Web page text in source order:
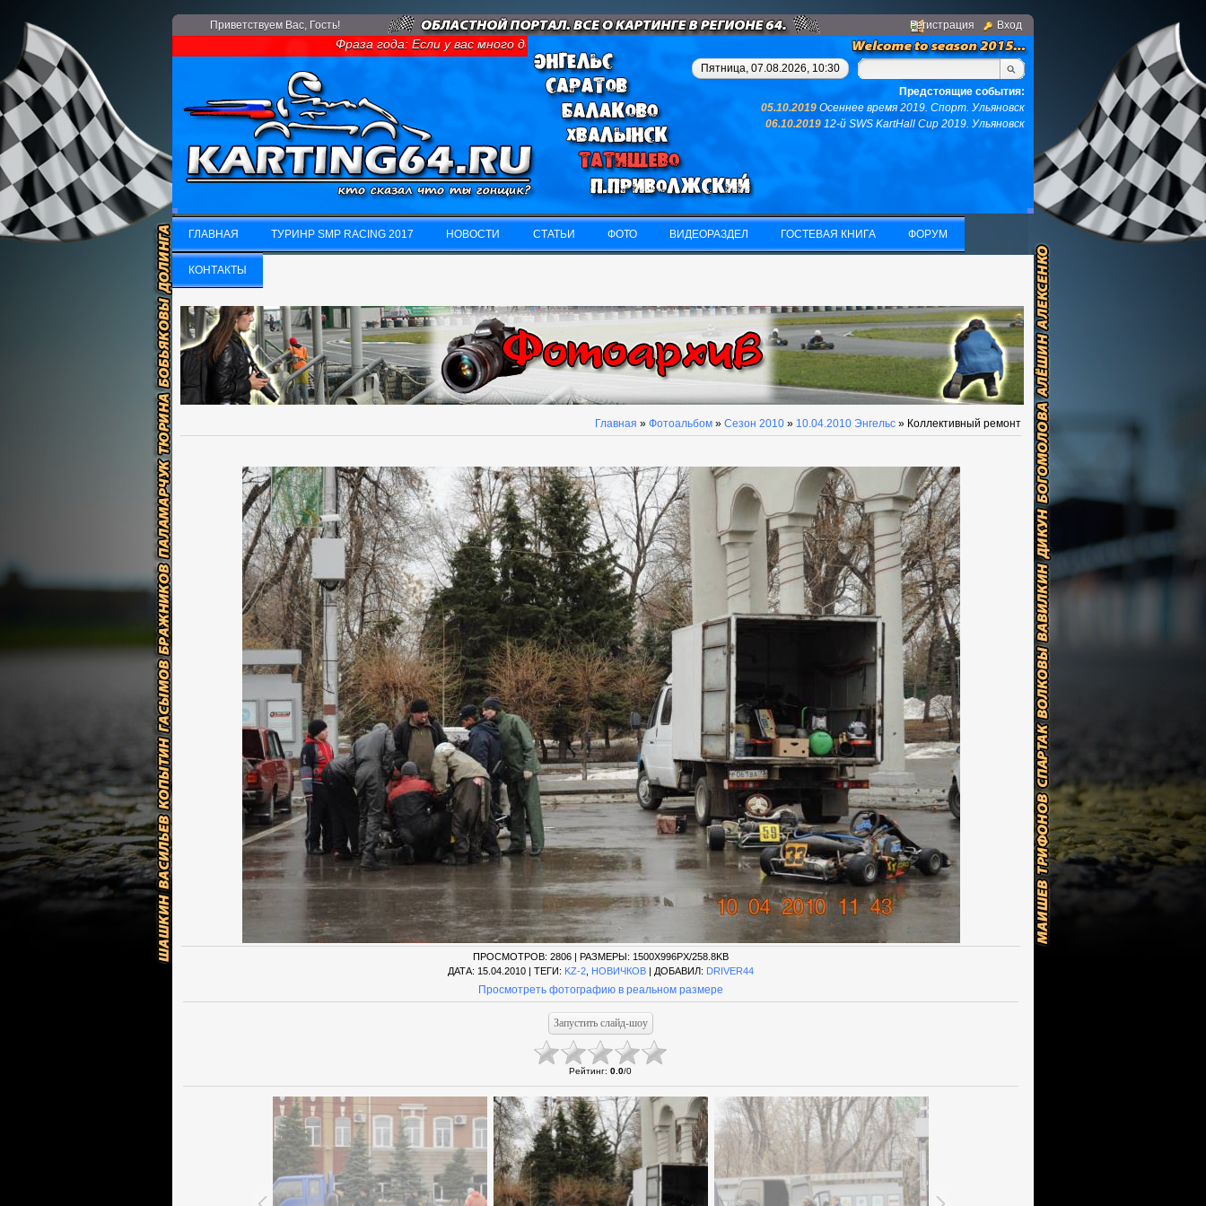
Приветствуем Вас, Гость! Регистрация Вход
Фраза года: Если у вас много денег и свободного времени - займитесь картингом, у вас не останется ни того ни другого...(с)интернет.
Пятница, 07.08.2026, 10:30
Предстоящие события:
05.10.2019 Осеннее время 2019. Спорт. Ульяновск
06.10.2019 12-й SWS KartHall Cup 2019. Ульяновск
ГЛАВНАЯ
ГЛАВНАЯ
ТУРИНР SMP RACING 2017 НОВОСТИ СТАТЬИ ФОТО ВИДЕОРАЗДЕЛ ГОСТЕВАЯ КНИГА ФОРУМ
КОНТАКТЫ
КОНТАКТЫ
Главная » Фотоальбом » Сезон 2010 » 10.04.2010 Энгельс » Коллективный ремонт
ПРОСМОТРОВ: 2806 | РАЗМЕРЫ: 1500X996PX/258.8KB
ДАТА: 15.04.2010 | ТЕГИ: KZ-2 НОВИЧКОВ | ДОБАВИЛ: DRIVER44
Просмотреть фотографию в реальном размере
Рейтинг: 0.0/0